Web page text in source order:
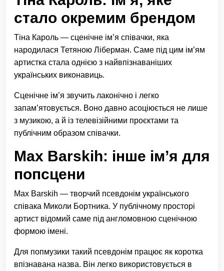
стало окремим брендом
Тіна Кароль — сценічне ім’я співачки, яка
народилася Тетяною Ліберман. Саме під цим ім’ям
артистка стала однією з найвпізнаваніших
українських виконавиць.
Сценічне ім’я звучить лаконічно і легко
запам’ятовується. Воно давно асоціюється не лише
з музикою, а й із телевізійними проєктами та
публічним образом співачки.
Max Barskih: інше ім’я для
попсцени
Max Barskih — творчий псевдонім українського
співака Миколи Бортника. У публічному просторі
артист відомий саме під англомовною сценічною
формою імені.
Для попмузики такий псевдонім працює як коротка
впізнавана назва. Він легко використовується в